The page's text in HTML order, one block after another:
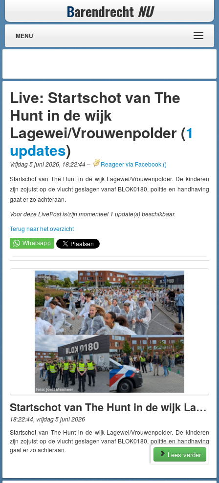
Barendrecht NU
MENU
Live: Startschot van The
Hunt in de wijk
Lagewei/Vrouwenpolder (1
updates)
Vrijdag 5 juni 2026, 18:22:44– Reageer via Facebook ()
Startschot van The Hunt in de wijk Lagewei/Vrouwenpolder. De kinderen
zijn zojuist op de vlucht geslagen vanaf BLOK0180, politie en handhaving
gaat er zo achteraan.
Voor deze LivePost is/zijn momenteel 1 update(s) beschikbaar.
Terug naar het overzicht
Startschot van The Hunt in de wijk Lagewei/Vrouwenpolder
18:22:44, vrijdag 5 juni 2026
Startschot van The Hunt in de wijk Lagewei/Vrouwenpolder. De kinderen
zijn zojuist op de vlucht geslagen vanaf BLOK0180, politie en handhaving
gaat er zo achteraan.
Lees verder